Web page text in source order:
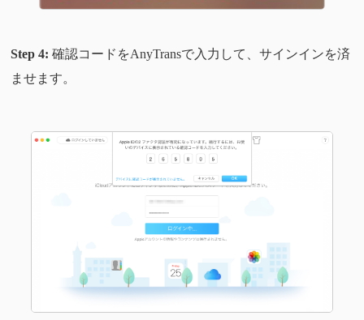
Step 4: 確認コードをAnyTransで入力して、サインインを済
ませます。